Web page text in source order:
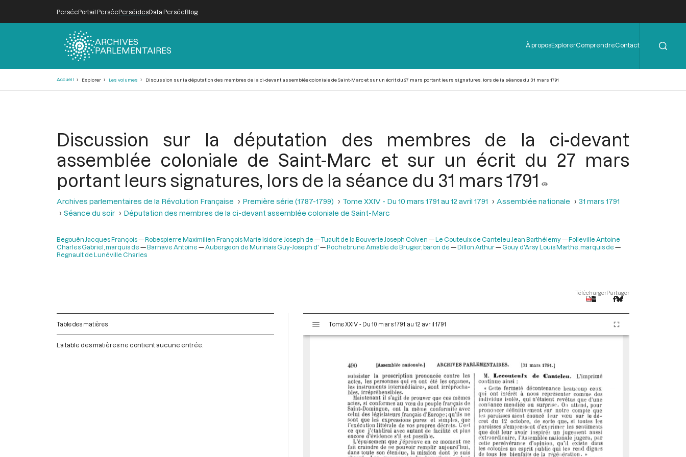
PerséePortail PerséePerséidesData PerséeBlog
ARCHIVES
PARLEMENTAIRES
Menu
de
À proposExplorerComprendreContact
Accueil Explorer Les volumes Discussion sur la députation des membres de la ci-devant assemblée coloniale de Saint-Marc et sur un écrit du 27 mars portant leurs signatures, lors de la séance du 31 mars 1791
Discussion sur la députation des membres de la ci-devant
assemblée coloniale de Saint-Marc et sur un écrit du 27 mars
portant leurs signatures, lors de la séance du 31 mars 1791
Archives parlementaires de la Révolution Française Première série (1787-1799) Tome XXIV - Du 10 mars 1791 au 12 avril 1791 Assemblée nationale
31 mars 1791
Séance du soir
Députation des membres de la ci-devant assemblée coloniale de Saint-Marc
Begouën Jacques François Robespierre Maximilien François Marie Isidore Joseph de Tuault de la Bouverie Joseph Golven Le Couteulx de Canteleu Jean Barthélemy
Folleville Antoine
Charles Gabriel, marquis de
Barnave Antoine Aubergeon de Murinais Guy-Joseph d' Rochebrune Amable de Brugier, baron de Dillon Arthur
Gouy d'Arsy Louis Marthe, marquis de
Regnault de Lunéville Charles
TéléchargerPartager
Table des matières
La table des matières ne contient aucune entrée.
s
Tome XXIV - Du 10 mars 1791 au 12 avril 1791